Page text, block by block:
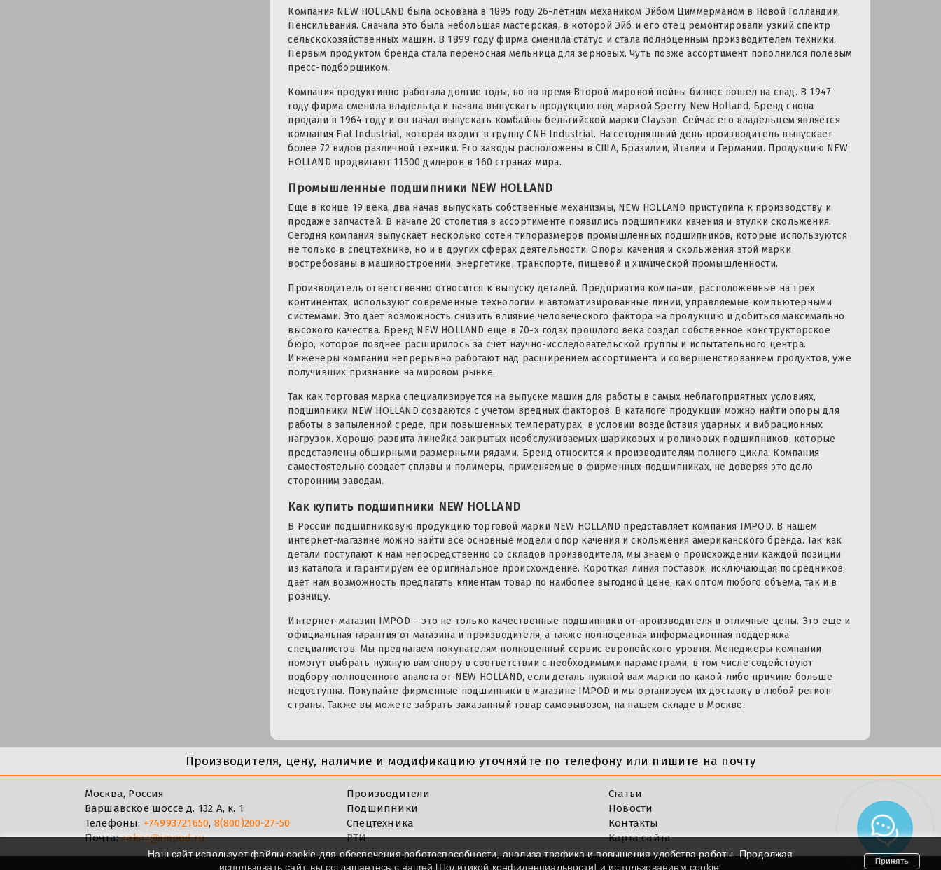
Компания NEW HOLLAND была основана в 1895 году 26-летним механиком Эйбом Циммерманом в Новой Голландии,
Пенсильвания. Сначала это была небольшая мастерская, в которой Эйб и его отец ремонтировали узкий спектр
сельскохозяйственных машин. В 1899 году фирма сменила статус и стала полноценным производителем техники.
Первым продуктом бренда стала переносная мельница для зерновых. Чуть позже ассортимент пополнился полевым
пресс-подборщиком.
Компания продуктивно работала долгие годы, но во время Второй мировой войны бизнес пошел на спад. В 1947
году фирма сменила владельца и начала выпускать продукцию под маркой Sperry New Holland. Бренд снова
продали в 1964 году и он начал выпускать комбайны бельгийской марки Clayson. Сейчас его владельцем является
компания Fiat Industrial, которая входит в группу CNH Industrial. На сегодняшний день производитель выпускает
более 72 видов различной техники. Его заводы расположены в США, Бразилии, Италии и Германии. Продукцию NEW
HOLLAND продвигают 11500 дилеров в 160 странах мира.
Промышленные подшипники NEW HOLLAND
Еще в конце 19 века, два начав выпускать собственные механизмы, NEW HOLLAND приступила к производству и
продаже запчастей. В начале 20 столетия в ассортименте появились подшипники качения и втулки скольжения.
Сегодня компания выпускает несколько сотен типоразмеров промышленных подшипников, которые используются
не только в спецтехнике, но и в других сферах деятельности. Опоры качения и скольжения этой марки
востребованы в машиностроении, энергетике, транспорте, пищевой и химической промышленности.
Производитель ответственно относится к выпуску деталей. Предприятия компании, расположенные на трех
континентах, используют современные технологии и автоматизированные линии, управляемые компьютерными
системами. Это дает возможность снизить влияние человеческого фактора на продукцию и добиться максимально
высокого качества. Бренд NEW HOLLAND еще в 70-х годах прошлого века создал собственное конструкторское
бюро, которое позднее расширилось за счет научно-исследовательской группы и испытательного центра.
Инженеры компании непрерывно работают над расширением ассортимента и совершенствованием продуктов, уже
получивших признание на мировом рынке.
Так как торговая марка специализируется на выпуске машин для работы в самых неблагоприятных условиях,
подшипники NEW HOLLAND создаются с учетом вредных факторов. В каталоге продукции можно найти опоры для
работы в запыленной среде, при повышенных температурах, в условии воздействия ударных и вибрационных
нагрузок. Хорошо развита линейка закрытых необслуживаемых шариковых и роликовых подшипников, которые
представлены обширными размерными рядами. Бренд относится к производителям полного цикла. Компания
самостоятельно создает сплавы и полимеры, применяемые в фирменных подшипниках, не доверяя это дело
сторонним заводам.
Как купить подшипники NEW HOLLAND
В России подшипниковую продукцию торговой марки NEW HOLLAND представляет компания IMPOD. В нашем
интернет-магазине можно найти все основные модели опор качения и скольжения американского бренда. Так как
детали поступают к нам непосредственно со складов производителя, мы знаем о происхождении каждой позиции
из каталога и гарантируем ее оригинальное происхождение. Короткая линия поставок, исключающая посредников,
дает нам возможность предлагать клиентам товар по наиболее выгодной цене, как оптом любого объема, так и в
розницу.
Интернет-магазин IMPOD – это не только качественные подшипники от производителя и отличные цены. Это еще и
официальная гарантия от магазина и производителя, а также полноценная информационная поддержка
специалистов. Мы предлагаем покупателям полноценный сервис европейского уровня. Менеджеры компании
помогут выбрать нужную вам опору в соответствии с необходимыми параметрами, в том числе содействуют
подбору полноценного аналога от NEW HOLLAND, если деталь нужной вам марки по какой-либо причине больше
недоступна. Покупайте фирменные подшипники в магазине IMPOD и мы организуем их доставку в любой регион
страны. Также вы можете забрать заказанный товар самовывозом, на нашем складе в Москве.
Производителя, цену, наличие и модификацию уточняйте по телефону или пишите на почту
Москва, Россия
Варшавское шоссе д. 132 А, к. 1
Телефоны: +74993721650, 8(800)200-27-50
Почта:zakaz@impod.ru
Производители
Подшипники
Спецтехника
РТИ
Статьи
Новости
Контакты
Карта сайта
Наш сайт использует файлы cookie для обеспечения работоспособности, анализа трафика и повышения удобства работы. Продолжая
использовать сайт, вы соглашаетесь с нашей [Политикой конфиденциальности] и использованием cookie.
Принять